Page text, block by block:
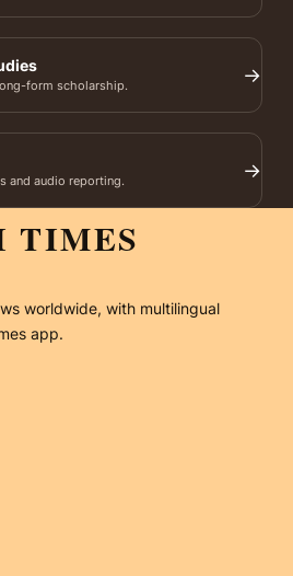
form scholarship. →
and audio reporting. →
TIMES
worldwide, with multilingual
app.